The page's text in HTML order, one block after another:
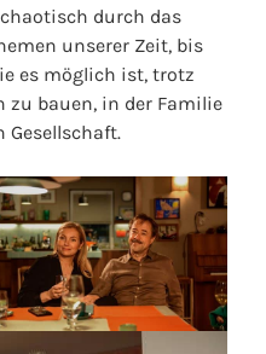
durch das
unserer Zeit, bis
es möglich ist, trotz
bauen, in der Familie
Gesellschaft.